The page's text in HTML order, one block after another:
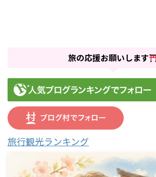
旅の応援お願いします
旅行観光ランキング